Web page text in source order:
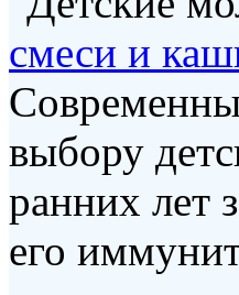
смеси и
выбору
ранних лет
его